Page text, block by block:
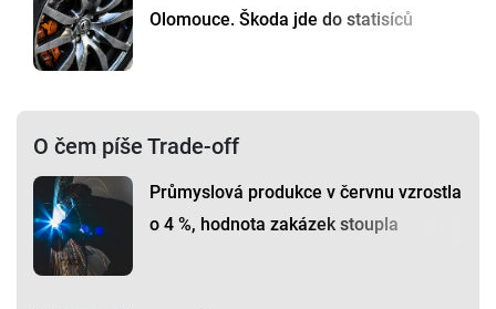
Olomouce. Škoda jde do statisíců
O čem píše Trade-off
Průmyslová produkce v červnu vzrostla
o 4 %, hodnota zakázek stoupla